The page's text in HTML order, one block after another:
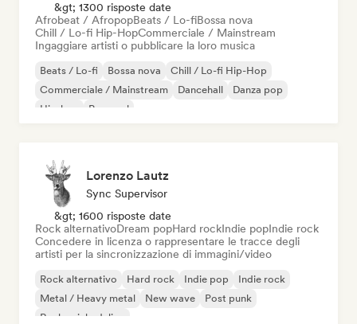
&gt; 1300 risposte date
Afrobeat / AfropopBeats / Lo-fiBossa nova
Chill / Lo-fi Hip-HopCommerciale / Mainstream
Ingaggiare artisti o pubblicare la loro musica
Beats / Lo-fi Bossa nova
Chill / Lo-fi Hip-Hop
Commerciale / Mainstream
Dancehall
Danza pop
Hip-hop
Pop soul
Lorenzo Lautz
Sync Supervisor
&gt; 1600 risposte date
Rock alternativoDream popHard rockIndie popIndie rock
Concedere in licenza o rappresentare le tracce degli
artisti per la sincronizzazione di immagini/video
Rock alternativo Hard rock Indie pop
Indie rock
Metal / Heavy metal
New wave
Post punk
Rock psichedelico